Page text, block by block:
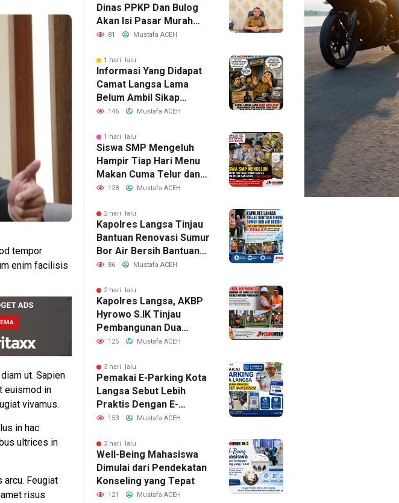
tempor
enim facilisis
ut. Sapien
euismod in
vivamus.
in hac
ultrices in
arcu. Feugiat
risus
Dinas PPKP Dan Bulog
Akan Isi Pasar Murah
Pangan
81 Mustafa ACEH
1 hari lalu
Informasi Yang Didapat
Camat Langsa Lama
Belum Ambil Sikap
Menyangkut Ada
Memangku Jabatan ASN
PPPK
146 Mustafa ACEH
1 hari lalu
Siswa SMP Mengeluh
Hampir Tiap Hari Menu
Makan Cuma Telur dan
Ayam, Kami Bosan
128 Mustafa ACEH
2 hari lalu
Kapolres Langsa Tinjau
Bantuan Renovasi Sumur
Bor Air Bersih Bantuan
Program Sosial Polri Di
Pascabanjir
86 Mustafa ACEH
2 hari lalu
Kapolres Langsa, AKBP
Hyrowo S.IK Tinjau
Pembangunan Dua
Sumur Bor Dayah
Pertama Pembangunan
125 Mustafa ACEH
3 hari lalu
Pemakai E-Parking Kota
Langsa Sebut Lebih
Praktis Dengan E-
Parking
153 Mustafa ACEH
3 hari lalu
Well-Being Mahasiswa
Dimulai dari Pendekatan
Konseling yang Tepat
121 Mustafa ACEH